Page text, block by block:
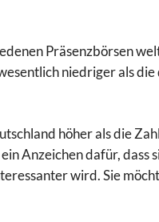
Präsenzbörsen
niedriger als die
höher als die
ein Anzeichen dafür, dass
wird. Sie